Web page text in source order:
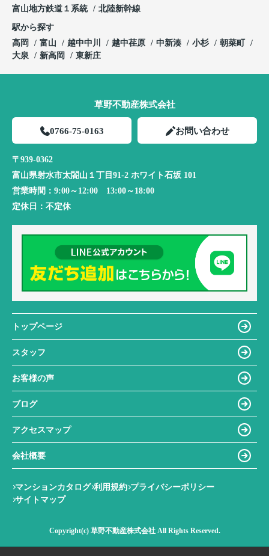
富山地方鉄道１系統
北陸新幹線
駅から探す
高岡
富山 越中中川 越中荏原 中新湊 小杉
朝菜町
大泉
新高岡 東新庄
草野不動産株式会社
0766-75-0163 お問い合わせ
〒939-0362
富山県射水市太閤山１丁目91-2 ホワイト石坂 101
営業時間： 9:00～12:00 13:00～18:00
定休日： 不定休
トップページ
スタッフ
お客様の声
ブログ
アクセスマップ
会社概要
マンションカタログ 利用規約 プライバシーポリシー
サイトマップ
Copyright(c) 草野不動産株式会社 All Rights Reserved.